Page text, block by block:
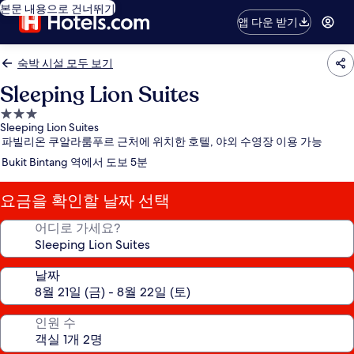
본문 내용으로 건너뛰기
앱 다운 받기
숙박 시설 모두 보기
Sleeping Lion Suites
3.0
성
급
숙
박
시
설
Sleeping Lion Suites
파빌리온 쿠알라룸푸르 근처에 위치한 호텔, 야외 수영장 이용 가능
Bukit Bintang 역에서 도보 5분
요금을 확인할 날짜 선택
어디로 가세요?
날짜
인원 수